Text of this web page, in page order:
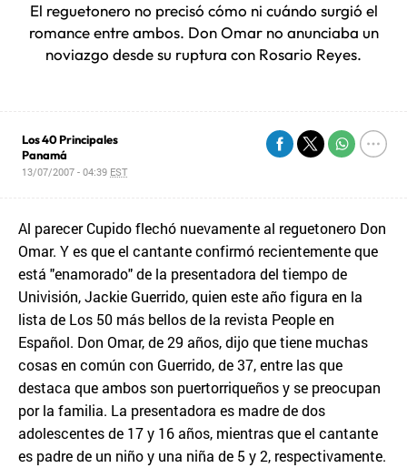
El reguetonero no precisó cómo ni cuándo surgió el
romance entre ambos. Don Omar no anunciaba un
noviazgo desde su ruptura con Rosario Reyes.
Los 40 Principales
Panamá
13/07/2007 - 04:39 EST
Al parecer Cupido flechó nuevamente al reguetonero Don
Omar. Y es que el cantante confirmó recientemente que
está "enamorado" de la presentadora del tiempo de
Univisión, Jackie Guerrido, quien este año figura en la
lista de Los 50 más bellos de la revista People en
Español. Don Omar, de 29 años, dijo que tiene muchas
cosas en común con Guerrido, de 37, entre las que
destaca que ambos son puertorriqueños y se preocupan
por la familia. La presentadora es madre de dos
adolescentes de 17 y 16 años, mientras que el cantante
es padre de un niño y una niña de 5 y 2, respectivamente.